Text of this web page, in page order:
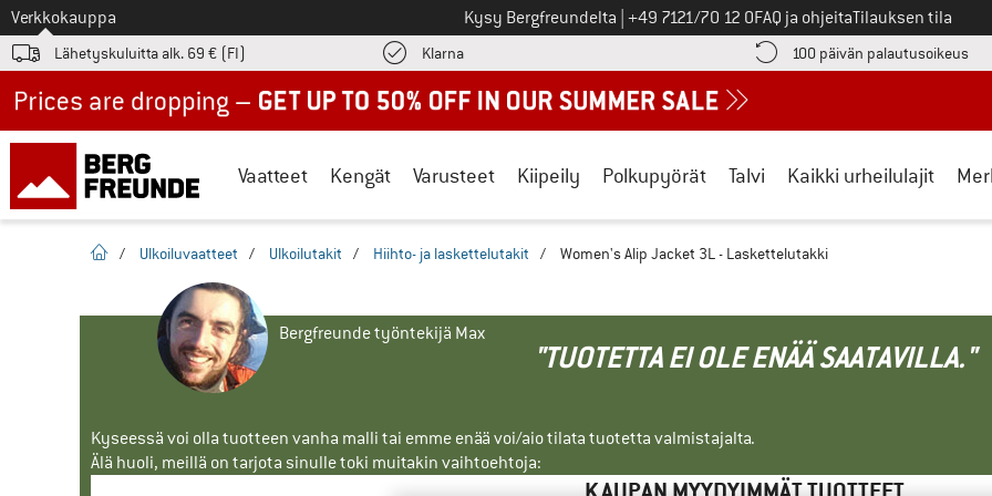
Tästä siirtyäksesi
Verkkokauppa Kysy Bergfreundelta Soita meille
+49 7121/70 12 0FAQ ja ohjeitaTilauksen tila
Lähetyskuluitta alk. 69 € (FI) KlarnaLöydä maksutiedot täältä! Avautuu tietokentässä 100 päivän palautusoikeus
Vaatteet Kengät Varusteet Kiipeily Polkupyörät Talvi Kaikki urheilulajit
Kotisivu
/ Ulkoiluvaatteet / Ulkoilutakit / Hiihto- ja laskettelutakit / Women's Alip Jacket 3L - Laskettelutakki
Bergfreunde työntekijä Max
"TUOTETTA EI OLE ENÄÄ SAATAVILLA."
Kyseessä voi olla tuotteen vanha malli tai emme enää voi/aio tilata tuotetta valmistajalta.
Älä huoli, meillä on tarjota sinulle toki muitakin vaihtoehtoja: